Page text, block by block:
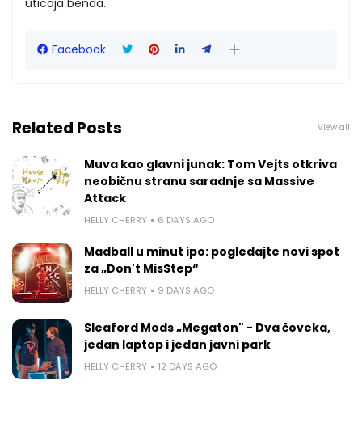
Facebook
Related Posts View all
Muva kao glavni junak: Tom Vejts otkriva
neobičnu stranu saradnje sa Massive
Attack
HELLY CHERRY 6 DAYS AGO
Madball u minut ipo: pogledajte novi spot
za „Don't MisStep“
HELLY CHERRY 9 DAYS AGO
Sleaford Mods „Megaton" - Dva čoveka,
jedan laptop i jedan javni park
HELLY CHERRY 12 DAYS AGO